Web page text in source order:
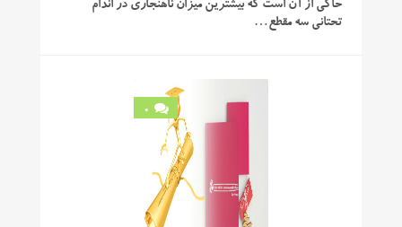
حاکی از آن است که بیشترین میزان ناهنجاری در اندام
تحتانی سه مقطع…
0